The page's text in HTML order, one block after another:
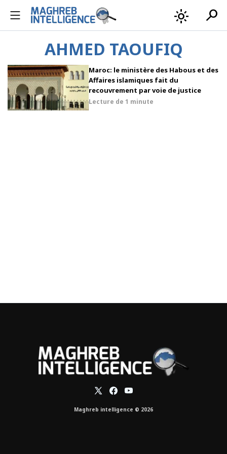
light_mode search
AHMED TAOUFIQ
Maroc: le ministère des Habous et des
Affaires islamiques fait du
recouvrement par voie de justice
Lecture de 1 minute
Maghreb intelligence © 2026